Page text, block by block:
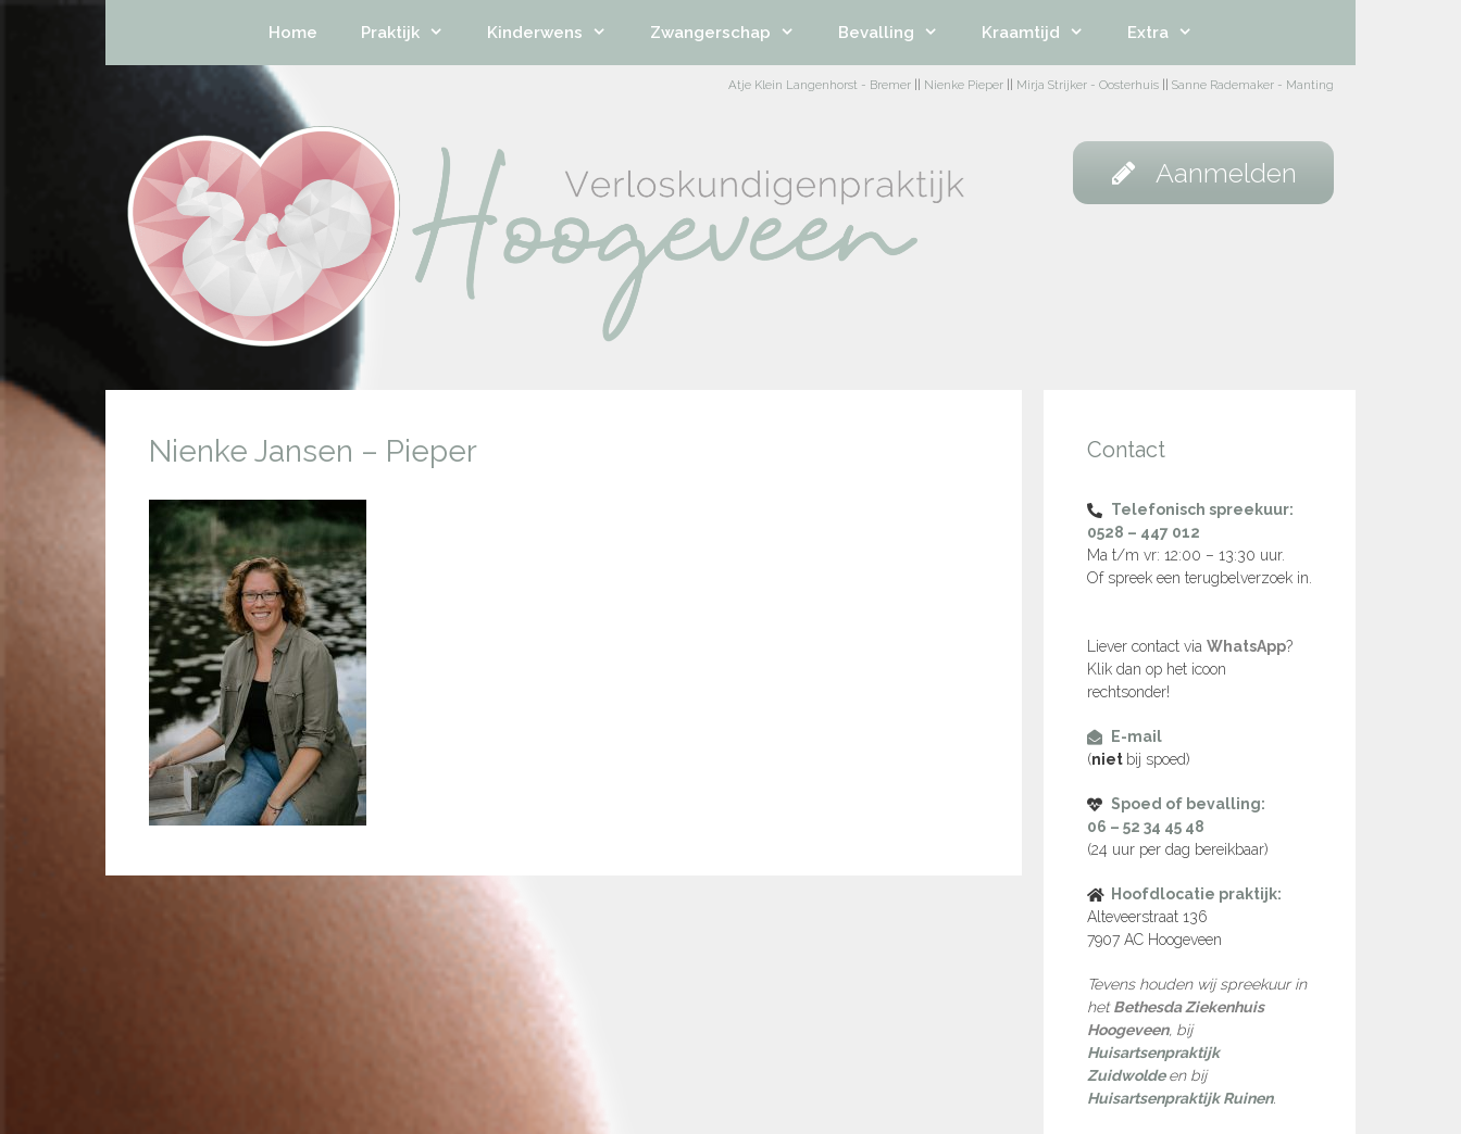
Home Praktijk Kinderwens Zwangerschap Bevalling Kraamtijd Extra
Atje Klein Langenhorst - Bremer Nienke Pieper Mirja Strijker - Oosterhuis Sanne Rademaker - Manting
Aanmelden
Nienke Jansen – Pieper Contact
Telefonisch spreekuur:
0528 – 447 012
Ma t/m vr: 12:00 – 13:30 uur.
Of spreek een terugbelverzoek in.
Liever contact via WhatsApp?
Klik dan op het icoon
rechtsonder!
E-mail
(niet bij spoed)
Spoed of bevalling:
06 – 52 34 45 48
(24 uur per dag bereikbaar)
Hoofdlocatie praktijk:
Alteveerstraat 136
7907 AC Hoogeveen
Tevens houden wij spreekuur in
hetBethesda Ziekenhuis
Hoogeveen, bij
Huisartsenpraktijk
Zuidwolde en bij
Huisartsenpraktijk Ruinen.